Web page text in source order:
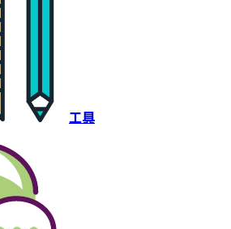
工具